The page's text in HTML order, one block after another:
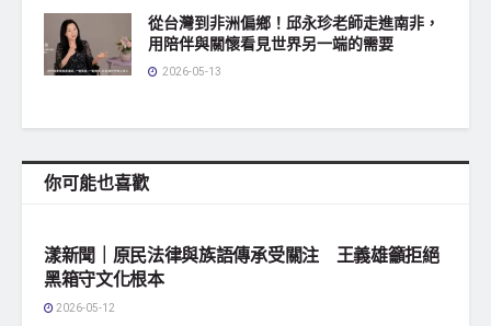
從台灣到非洲偏鄉！邱永珍老師走進南非，
用陪伴與關懷看見世界另一端的需要
2026-05-13
你可能也喜歡
漾新聞｜原民法律與族語傳承受關注 王義雄籲拒絕
黑箱守文化根本
2026-05-12